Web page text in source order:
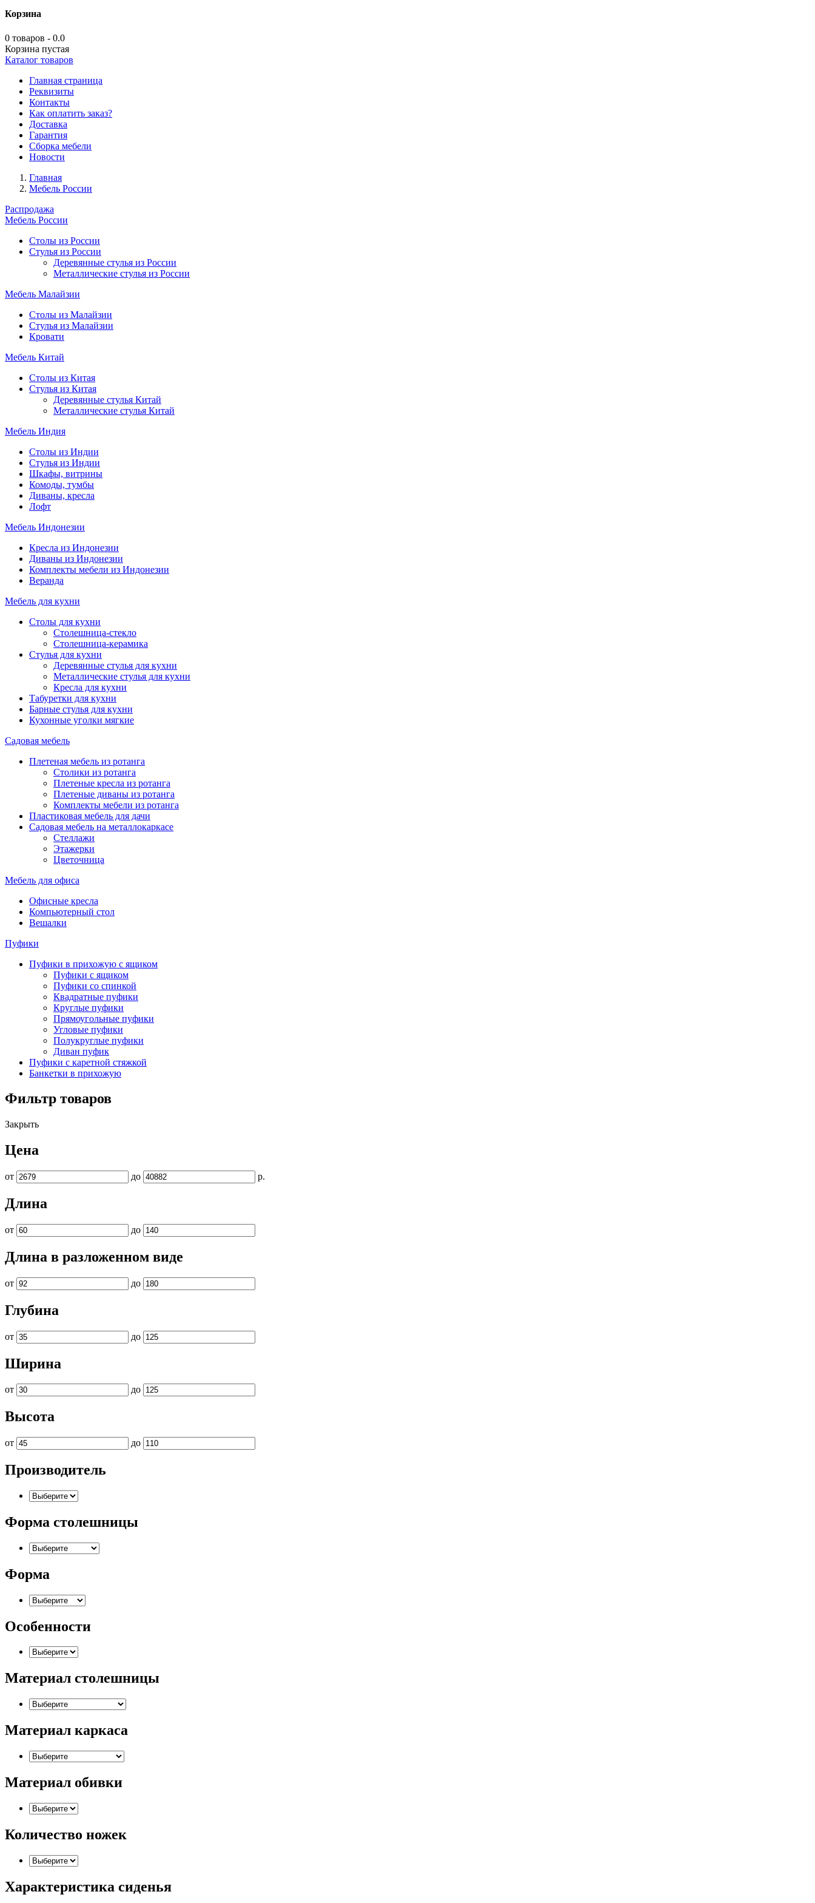
Корзина
0 товаров - 0.0
Корзина пустая
Каталог товаров
Главная страница
Реквизиты
Контакты
Как оплатить заказ?
Доставка
Гарантия
Сборка мебели
Новости
Главная
Мебель России
Распродажа
Мебель России
Столы из России
Стулья из России
Деревянные стулья из России
Металлические стулья из России
Мебель Малайзии
Столы из Малайзии
Стулья из Малайзии
Кровати
Мебель Китай
Столы из Китая
Стулья из Китая
Деревянные стулья Китай
Металлические стулья Китай
Мебель Индия
Столы из Индии
Стулья из Индии
Шкафы, витрины
Комоды, тумбы
Диваны, кресла
Лофт
Мебель Индонезии
Кресла из Индонезии
Диваны из Индонезии
Комплекты мебели из Индонезии
Веранда
Мебель для кухни
Столы для кухни
Столешница-стекло
Столешница-керамика
Стулья для кухни
Деревянные стулья для кухни
Металлические стулья для кухни
Кресла для кухни
Табуретки для кухни
Барные стулья для кухни
Кухонные уголки мягкие
Садовая мебель
Плетеная мебель из ротанга
Столики из ротанга
Плетеные кресла из ротанга
Плетеные диваны из ротанга
Комплекты мебели из ротанга
Пластиковая мебель для дачи
Садовая мебель на металлокаркасе
Стеллажи
Этажерки
Цветочница
Мебель для офиса
Офисные кресла
Компьютерный стол
Вешалки
Пуфики
Пуфики в прихожую с ящиком
Пуфики с ящиком
Пуфики со спинкой
Квадратные пуфики
Круглые пуфики
Прямоугольные пуфики
Угловые пуфики
Полукруглые пуфики
Диван пуфик
Пуфики с каретной стяжкой
Банкетки в прихожую
Фильтр товаров
Закрыть
Цена
от до р.
Длина
от до
Длина в разложенном виде
от до
Глубина
от до
Ширина
от до
Высота
от до
Производитель
Форма столешницы
Форма
Особенности
Материал столешницы
Материал каркаса
Материал обивки
Количество ножек
Характеристика сиденья